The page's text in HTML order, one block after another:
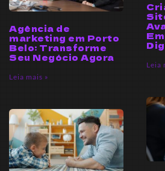
Agência de
marketing em Porto
Belo: Transforme
Seu Negócio Agora
Leia mais »
Leia